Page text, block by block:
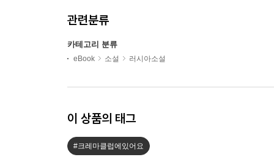
관련분류
카테고리 분류
eBook 소설 러시아소설
이 상품의 태그
#크레마클럽에있어요